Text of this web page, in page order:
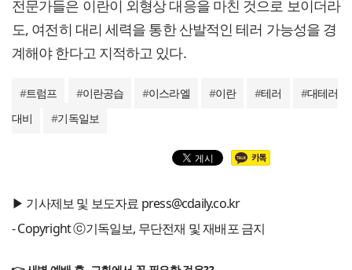
전문가들은 이란이 외형상 대응을 마친 것으로 보이더라
도, 여전히 대리 세력을 통한 산발적인 테러 가능성을 경
계해야 한다고 지적하고 있다.
#트럼프 #이란공습 #이스라엘 #이란 #테러 #대테러
대비
#기독일보
▶ 기사제보 및 보도자료 press@cdaily.co.kr
- Copyright ⓒ기독일보, 무단전재 및 재배포 금지